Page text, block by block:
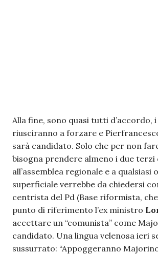
Alla fine, sono quasi tutti d’accordo,
riusciranno a forzare e
sarà candidato. Solo che per non
bisogna prendere almeno i due terzi
all’assemblea regionale e a qualsiasi
superficiale verrebbe da chiedersi
centrista del Pd (Base riformista,
punto di riferimento l’ex ministro
accettare un “comunista” come
candidato. Una lingua velenosa ieri
sussurrato: “Appoggeranno